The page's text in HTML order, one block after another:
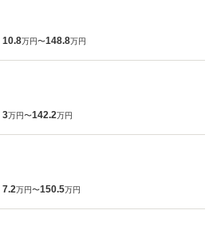
10.8万円〜148.8万円
3万円〜142.2万円
7.2万円〜150.5万円